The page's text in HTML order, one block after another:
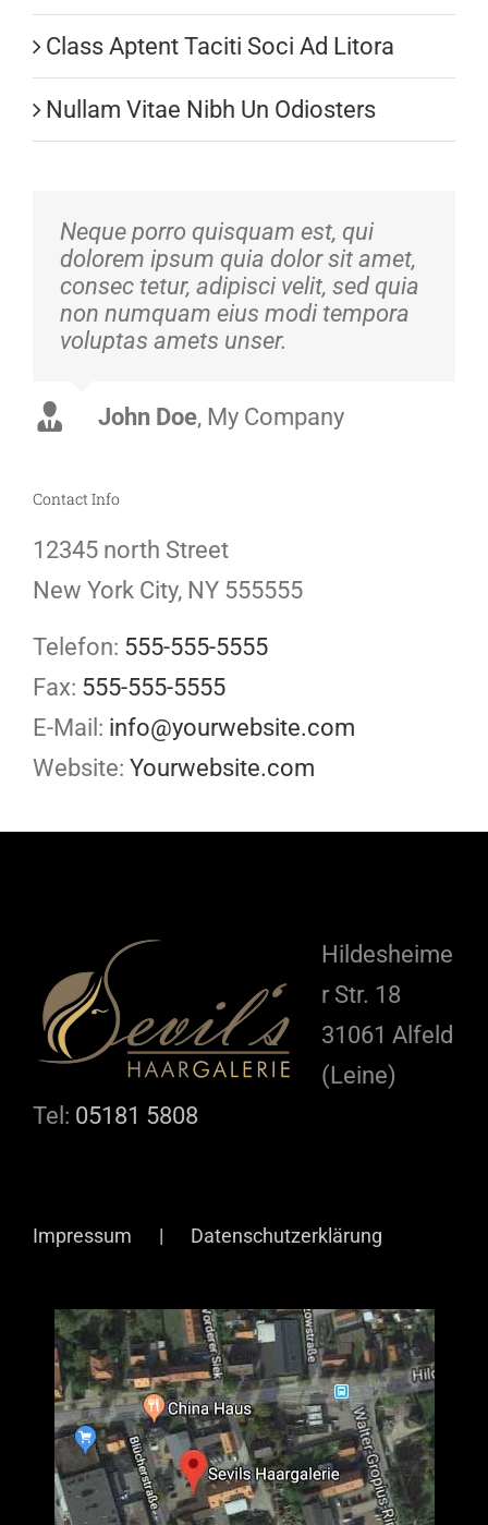
Class Aptent Taciti Soci Ad Litora
Nullam Vitae Nibh Un Odiosters
Neque porro quisquam est, qui
dolorem ipsum quia dolor sit amet,
consec tetur, adipisci velit, sed quia
non numquam eius modi tempora
voluptas amets unser.
John Doe, My Company
Luke Beck Theme Fusion
Contact Info
12345 north Street
New York City, NY 555555
Telefon: 555-555-5555
Fax: 555-555-5555
E-Mail: info@yourwebsite.com
Website: Yourwebsite.com
Hildesheime
r Str. 18
31061 Alfeld
(Leine)
Tel: 05181 5808
Impressum Datenschutzerklärung